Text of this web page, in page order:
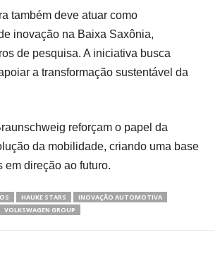
também deve atuar como
inovação na Baixa Saxônia,
de pesquisa. A iniciativa busca
a transformação sustentável da
reforçam o papel da
da mobilidade, criando uma base
direção ao futuro.
HAUKE STARS
INOVAÇÃO AUTOMOTIVA
VOLKSWAGEN GROUP